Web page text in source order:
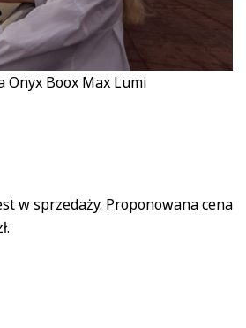
Onyx Boox Max Lumi
w sprzedaży. Proponowana cena